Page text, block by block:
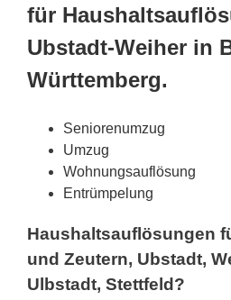
für
Ubstadt-Weiher in
Württemberg.
Seniorenumzug
Umzug
Wohnungsauflösung
Entrümpelung
Haushaltsauflösungen
und Zeutern, Ubstadt,
Ulbstadt, Stettfeld?